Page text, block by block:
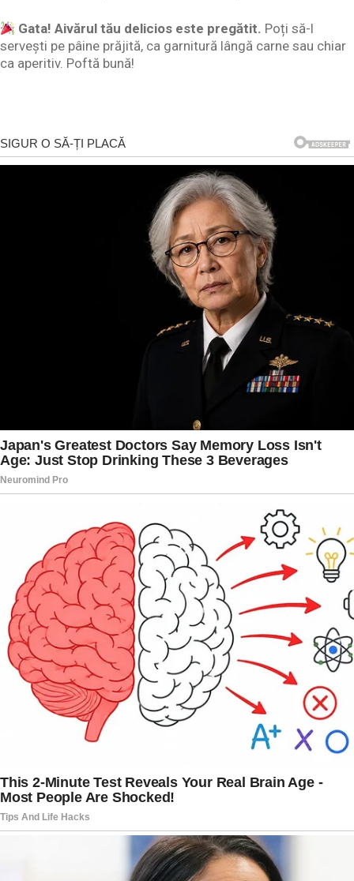
Gata! Aivărul tău delicios este pregătit. Poți să-l
servești pe pâine prăjită, ca garnitură lângă carne sau chiar
ca aperitiv. Poftă bună!